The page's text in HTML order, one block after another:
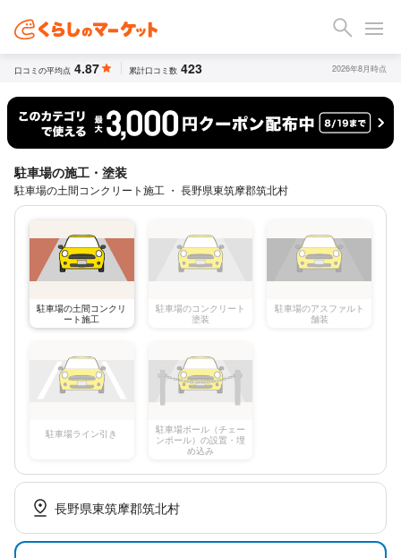
口コミの平均点 4.87 累計口コミ数 423 2026年8月時点
駐車場の施工・塗装
駐車場の土間コンクリート施工 ・ 長野県東筑摩郡筑北村
駐車場の土間コンクリ
ート施工
駐車場のコンクリート
塗装
駐車場のアスファルト
舗装
駐車場ライン引き
駐車場ポール（チェー
ンポール）の設置・埋
め込み
長野県東筑摩郡筑北村